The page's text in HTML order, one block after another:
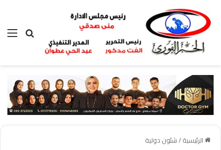
بحث عن
الرئيسية/شئون دولية